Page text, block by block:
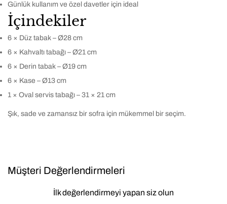
Günlük kullanım ve özel davetler için ideal
İçindekiler
6 × Düz tabak – Ø28 cm
6 × Kahvaltı tabağı – Ø21 cm
6 × Derin tabak – Ø19 cm
6 × Kase – Ø13 cm
1 × Oval servis tabağı – 31 × 21 cm
Şık, sade ve zamansız bir sofra için mükemmel bir seçim.
Müşteri Değerlendirmeleri
İlk değerlendirmeyi yapan siz olun